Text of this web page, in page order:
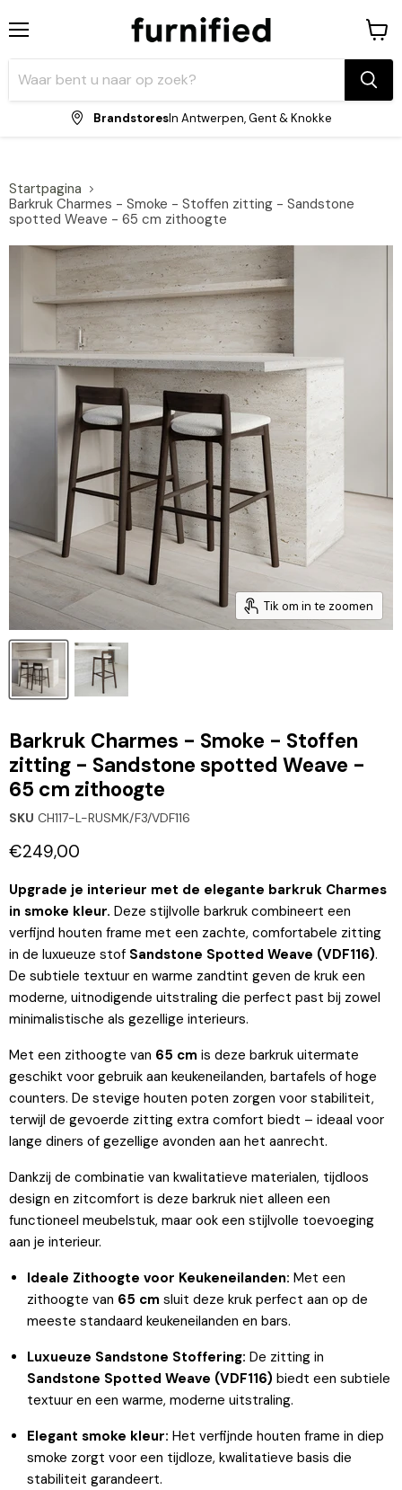
BrandstoresIn Antwerpen, Gent & Knokke
Startpagina
Barkruk Charmes - Smoke - Stoffen zitting - Sandstone
spotted Weave - 65 cm zithoogte
Tik om in te zoomen
Barkruk Charmes - Smoke - Stoffen
zitting - Sandstone spotted Weave -
65 cm zithoogte
SKU CH117-L-RUSMK/F3/VDF116
Huidige prijs
€249,00
Upgrade je interieur met de elegante barkruk Charmes
in smoke kleur. Deze stijlvolle barkruk combineert een
verfijnd houten frame met een zachte, comfortabele zitting
in de luxueuze stof Sandstone Spotted Weave (VDF116).
De subtiele textuur en warme zandtint geven de kruk een
moderne, uitnodigende uitstraling die perfect past bij zowel
minimalistische als gezellige interieurs.
Met een zithoogte van 65 cm is deze barkruk uitermate
geschikt voor gebruik aan keukeneilanden, bartafels of hoge
counters. De stevige houten poten zorgen voor stabiliteit,
terwijl de gevoerde zitting extra comfort biedt – ideaal voor
lange diners of gezellige avonden aan het aanrecht.
Dankzij de combinatie van kwalitatieve materialen, tijdloos
design en zitcomfort is deze barkruk niet alleen een
functioneel meubelstuk, maar ook een stijlvolle toevoeging
aan je interieur.
Ideale Zithoogte voor Keukeneilanden: Met een
zithoogte van 65 cm sluit deze kruk perfect aan op de
meeste standaard keukeneilanden en bars.
Luxueuze Sandstone Stoffering: De zitting in
Sandstone Spotted Weave (VDF116) biedt een subtiele
textuur en een warme, moderne uitstraling.
Elegant smoke kleur: Het verfijnde houten frame in diep
smoke zorgt voor een tijdloze, kwalitatieve basis die
stabiliteit garandeert.